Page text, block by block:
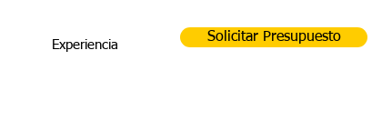
Experiencia
Solicitar Presupuesto